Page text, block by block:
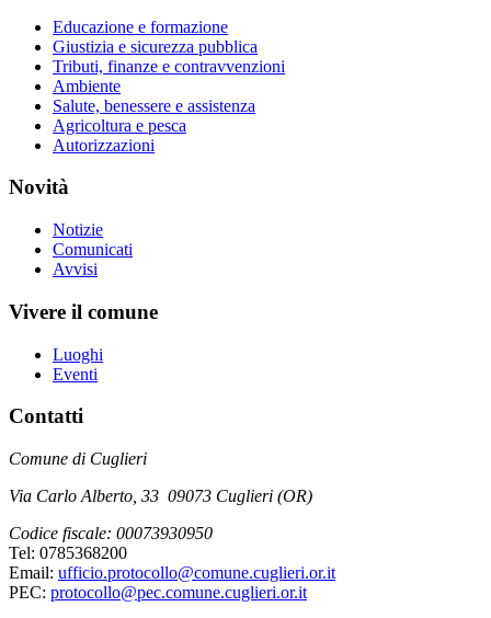
Educazione e formazione
Giustizia e sicurezza pubblica
Tributi, finanze e contravvenzioni
Ambiente
Salute, benessere e assistenza
Agricoltura e pesca
Autorizzazioni
Novità
Notizie
Comunicati
Avvisi
Vivere il comune
Luoghi
Eventi
Contatti
Comune di Cuglieri
Via Carlo Alberto, 33 09073 Cuglieri (OR)
Codice fiscale: 00073930950
Tel: 0785368200
Email: ufficio.protocollo@comune.cuglieri.or.it
PEC: protocollo@pec.comune.cuglieri.or.it